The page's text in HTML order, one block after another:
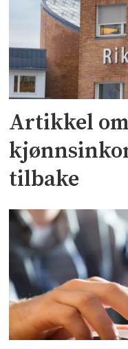
Artikkel om
tilbake